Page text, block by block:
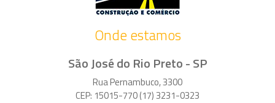
Onde estamos
São José do Rio Preto - SP
Rua Pernambuco, 3300
CEP: 15015-770 (17) 3231-0323